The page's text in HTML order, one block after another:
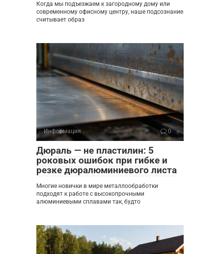
Когда мы подъезжаем к загородному дому или
современному офисному центру, наше подсознание
считывает образ
Информация 0
Дюраль — не пластилин: 5
роковых ошибок при гибке и
резке дюралюминиевого листа
Многие новички в мире металлообработки
подходят к работе с высокопрочными
алюминиевыми сплавами так, будто